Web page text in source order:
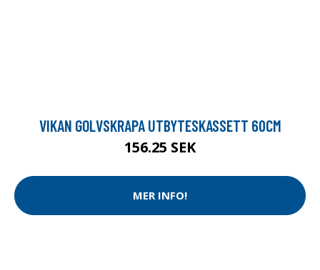
VIKAN GOLVSKRAPA UTBYTESKASSETT 60CM
156.25 SEK
MER INFO!